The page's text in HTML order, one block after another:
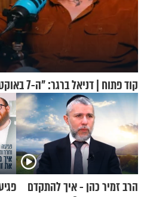
קוד פתוח | דניאל ברגר: "ה-7 באוקטובר גרם לי לחפש תשובות"
הרב זמיר כהן - איך להתקדם